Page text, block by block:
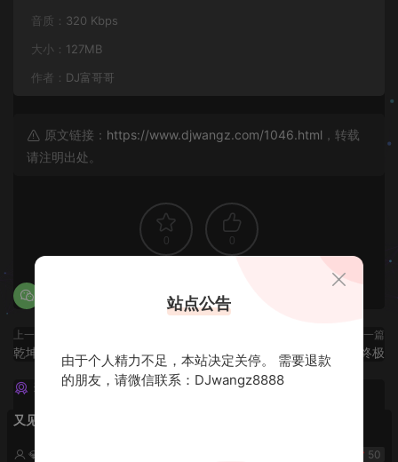
音质： 320 Kbps
大小： 127MB
作者： DJ富哥哥
原文链接： https://www.djwangz.com/1046.html ，转载
请注明出处。
0 0
上一篇
乾坤大挪移 House Lak
下一篇
英文FK迷幻之夜终极
猜你喜欢
又见流星雨 lak中文-小明同学remix
💎DJ老王💎 50
站点公告
由于个人精力不足，本站决定关停。 需要退款
的朋友，请微信联系：DJwangz8888